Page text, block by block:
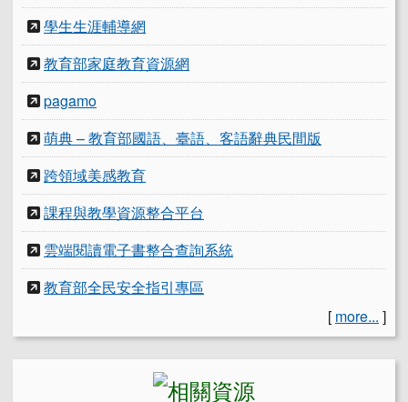
學生生涯輔導網
教育部家庭教育資源網
pagamo
萌典 – 教育部國語、臺語、客語辭典民間版
跨領域美感教育
課程與教學資源整合平台
雲端閱讀電子書整合查詢系統
教育部全民安全指引專區
[ more... ]